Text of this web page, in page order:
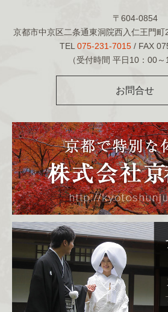
〒604-0854
京都市中京区二条通東洞院西入仁王門
TEL 075-231-7015/ FAX
（受付時間 平日10：00～
お問合せ